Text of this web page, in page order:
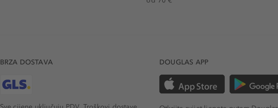
BRZA DOSTAVA DOUGLAS APP